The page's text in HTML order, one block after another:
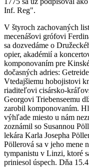
Inf. Reg".
V štyroch zachovaných
mecenášovi grófovi
sa dozvedáme o
opier, akadémií a
komponovaním pre
dočasných adries:
Vtedajšiemu hobojistovi
riaditeľovi cisársko-
Georgovi Triebenseemu
zarobil komponovaním.
výhľade miesto u nám
zoznámil so Susannou
lekára Karla Josepha
Pöllerová sa v jeho mene
tympanistu v Linzi, ktoré
priniesol úspech. Dňa